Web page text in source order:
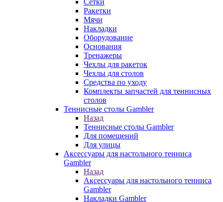
Сетки
Ракетки
Мячи
Накладки
Оборудование
Основания
Тренажеры
Чехлы для ракеток
Чехлы для столов
Средства по уходу
Комплекты запчастей для теннисных
столов
Теннисные столы Gambler
Назад
Теннисные столы Gambler
Для помещений
Для улицы
Аксессуары для настольного тенниса
Gambler
Назад
Аксессуары для настольного тенниса
Gambler
Накладки Gambler